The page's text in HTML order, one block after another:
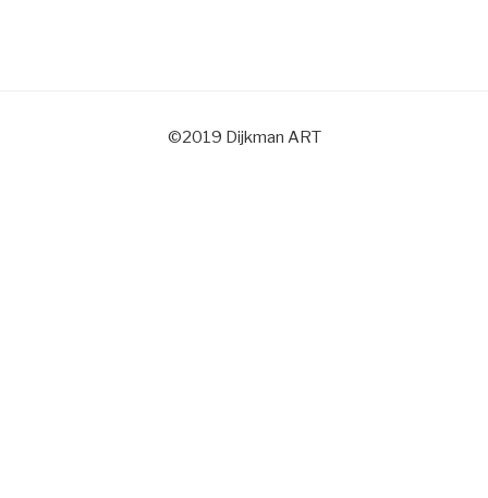
©2019 Dijkman ART